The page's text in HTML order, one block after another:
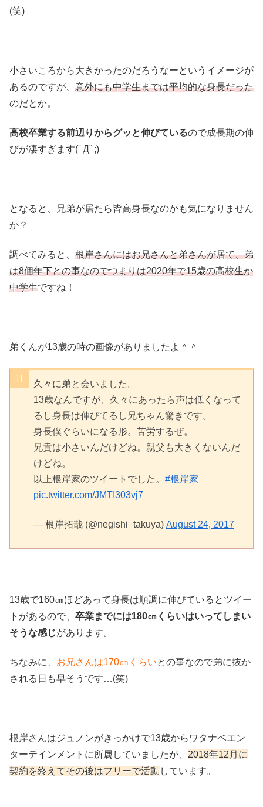
(笑)
小さいころから大きかったのだろうなーというイメージが
あるのですが、 意外にも中学生までは平均的な身長だった
のだとか。
高校卒業する前辺りからグッと伸びているので成長期の伸
びが凄すぎます(ﾟДﾟ;)
となると、兄弟が居たら皆高身長なのかも気になりません
か？
調べてみると、 根岸さんにはお兄さんと弟さんが居て、弟
は8個年下との事なのでつまりは2020年で15歳の高校生か
中学生ですね！
弟くんが13歳の時の画像がありましたよ＾＾
久々に弟と会いました。
13歳なんですが、久々にあったら声は低くなって
るし身長は伸びてるし兄ちゃん驚きです。
身長僕ぐらいになる形。苦労するぜ。
兄貴は小さいんだけどね。親父も大きくないんだ
けどね。
以上根岸家のツイートでした。 #根岸家
pic.twitter.com/JMTI303vj7
— 根岸拓哉 (@negishi_takuya) August 24, 2017
13歳で160㎝ほどあって身長は順調に伸びているとツイー
トがあるので、 卒業までには180㎝くらいはいってしまい
そうな感じがあります。
ちなみに、 お兄さんは170㎝くらいとの事なので弟に抜か
される日も早そうです…(笑)
根岸さんはジュノンがきっかけで13歳からワタナベエン
ターテインメントに所属していましたが、 2018年12月に
契約を終えてその後はフリーで活動しています。